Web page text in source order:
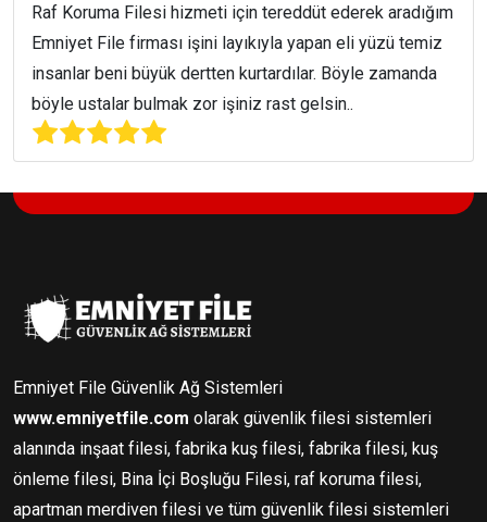
Raf Koruma Filesi hizmeti için tereddüt ederek aradığım
Emniyet File firması işini layıkıyla yapan eli yüzü temiz
insanlar beni büyük dertten kurtardılar. Böyle zamanda
böyle ustalar bulmak zor işiniz rast gelsin..
Emniyet File Güvenlik Ağ Sistemleri
www.emniyetfile.com olarak güvenlik filesi sistemleri
alanında inşaat filesi, fabrika kuş filesi, fabrika filesi, kuş
önleme filesi, Bina İçi Boşluğu Filesi, raf koruma filesi,
apartman merdiven filesi ve tüm güvenlik filesi sistemleri